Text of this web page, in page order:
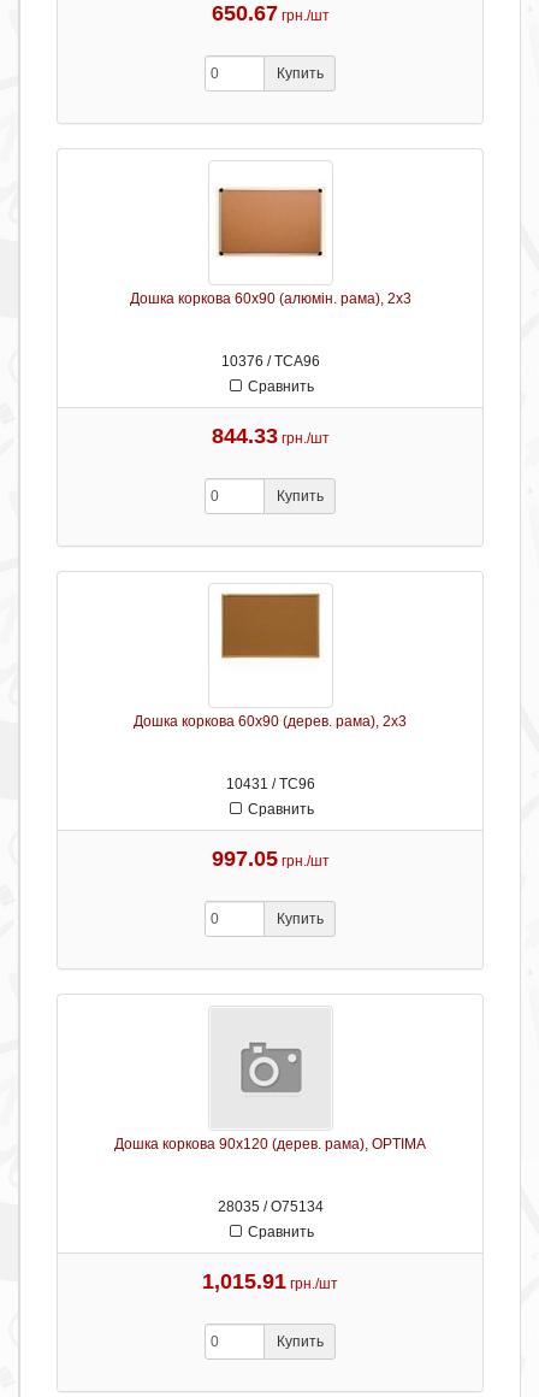
650.67 грн./шт
Купить
Дошка коркова 60х90 (алюмін. рама), 2х3
10376 / ТСА96
Сравнить
844.33 грн./шт
Купить
Дошка коркова 60х90 (дерев. рама), 2х3
10431 / ТС96
Сравнить
997.05 грн./шт
Купить
Дошка коркова 90х120 (дерев. рама), OPTIMA
28035 / О75134
Сравнить
1,015.91 грн./шт
Купить